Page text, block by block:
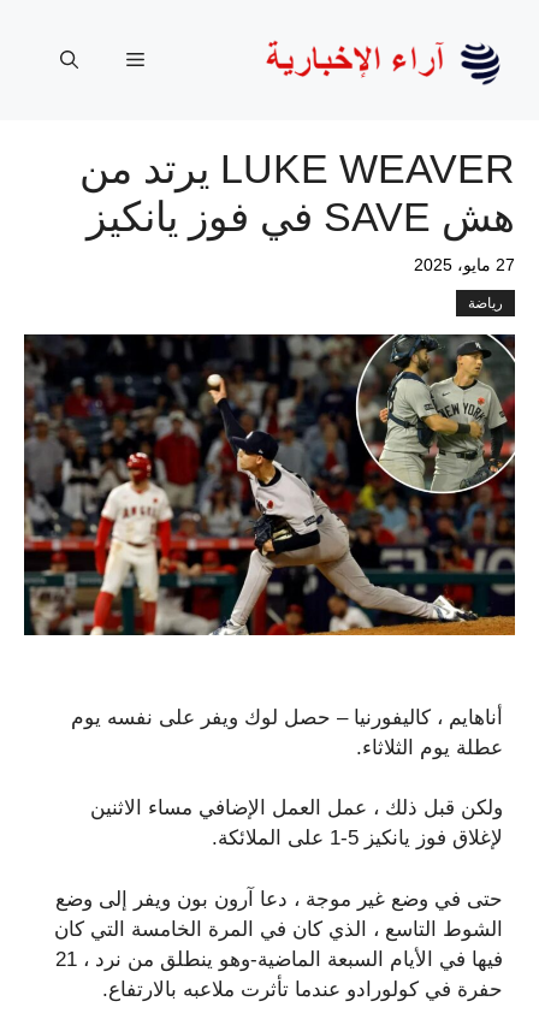
المحتوى
القائمة
LUKE WEAVER يرتد من
هش SAVE في فوز يانكيز
27 مايو، 2025
رياضة
أناهايم ، كاليفورنيا – حصل لوك ويفر على نفسه يوم
عطلة يوم الثلاثاء.
ولكن قبل ذلك ، عمل العمل الإضافي مساء الاثنين
لإغلاق فوز يانكيز 5-1 على الملائكة.
حتى في وضع غير موجة ، دعا آرون بون ويفر إلى وضع
الشوط التاسع ، الذي كان في المرة الخامسة التي كان
فيها في الأيام السبعة الماضية-وهو ينطلق من نرد ، 21
حفرة في كولورادو عندما تأثرت ملاعبه بالارتفاع.